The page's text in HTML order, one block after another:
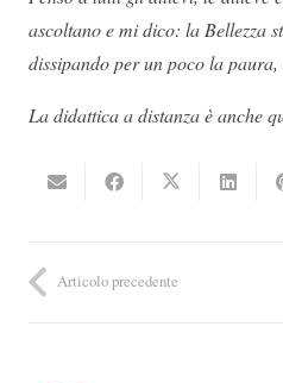
ascoltano e mi dico: la Bellezza
dissipando per un poco la
La didattica a distanza è anche
Articolo precedente